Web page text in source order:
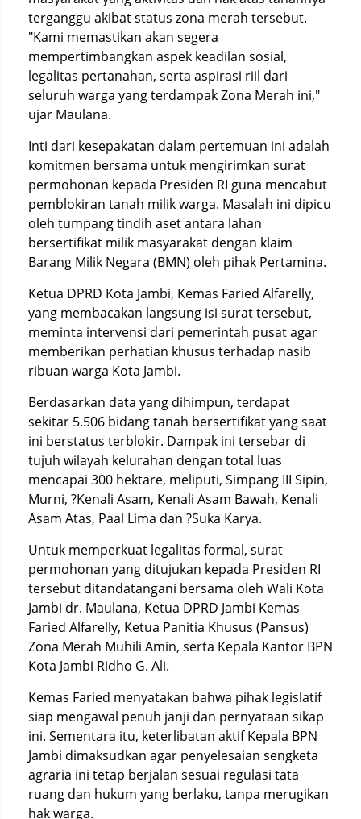
terganggu akibat status zona merah tersebut.
"Kami memastikan akan segera
mempertimbangkan aspek keadilan sosial,
legalitas pertanahan, serta aspirasi riil dari
seluruh warga yang terdampak Zona Merah ini,"
ujar Maulana.
Inti dari kesepakatan dalam pertemuan ini adalah
komitmen bersama untuk mengirimkan surat
permohonan kepada Presiden RI guna mencabut
pemblokiran tanah milik warga. Masalah ini dipicu
oleh tumpang tindih aset antara lahan
bersertifikat milik masyarakat dengan klaim
Barang Milik Negara (BMN) oleh pihak Pertamina.
Ketua DPRD Kota Jambi, Kemas Faried Alfarelly,
yang membacakan langsung isi surat tersebut,
meminta intervensi dari pemerintah pusat agar
memberikan perhatian khusus terhadap nasib
ribuan warga Kota Jambi.
Berdasarkan data yang dihimpun, terdapat
sekitar 5.506 bidang tanah bersertifikat yang saat
ini berstatus terblokir. Dampak ini tersebar di
tujuh wilayah kelurahan dengan total luas
mencapai 300 hektare, meliputi, Simpang III Sipin,
Murni, ?Kenali Asam, Kenali Asam Bawah, Kenali
Asam Atas, Paal Lima dan ?Suka Karya.
Untuk memperkuat legalitas formal, surat
permohonan yang ditujukan kepada Presiden RI
tersebut ditandatangani bersama oleh Wali Kota
Jambi dr. Maulana, Ketua DPRD Jambi Kemas
Faried Alfarelly, Ketua Panitia Khusus (Pansus)
Zona Merah Muhili Amin, serta Kepala Kantor BPN
Kota Jambi Ridho G. Ali.
Kemas Faried menyatakan bahwa pihak legislatif
siap mengawal penuh janji dan pernyataan sikap
ini. Sementara itu, keterlibatan aktif Kepala BPN
Jambi dimaksudkan agar penyelesaian sengketa
agraria ini tetap berjalan sesuai regulasi tata
ruang dan hukum yang berlaku, tanpa merugikan
hak warga.